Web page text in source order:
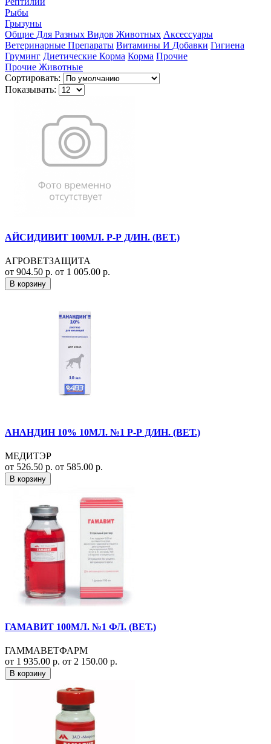
Рыбы
Грызуны
Общие Для Разных Видов Животных Аксессуары
Ветеринарные Препараты Витамины И Добавки Гигиена
Груминг Диетические Корма Корма Прочие
Прочие Животные
Сортировать:
Показывать:
АЙСИДИВИТ 100МЛ. Р-Р Д/ИН. (ВЕТ.)
АГРОВЕТЗАЩИТА
от 904.50 р. от 1 005.00 р.
В корзину
АНАНДИН 10% 10МЛ. №1 Р-Р Д/ИН. (ВЕТ.)
МЕДИТЭР
от 526.50 р. от 585.00 р.
В корзину
ГАМАВИТ 100МЛ. №1 ФЛ. (ВЕТ.)
ГАММАВЕТФАРМ
от 1 935.00 р. от 2 150.00 р.
В корзину